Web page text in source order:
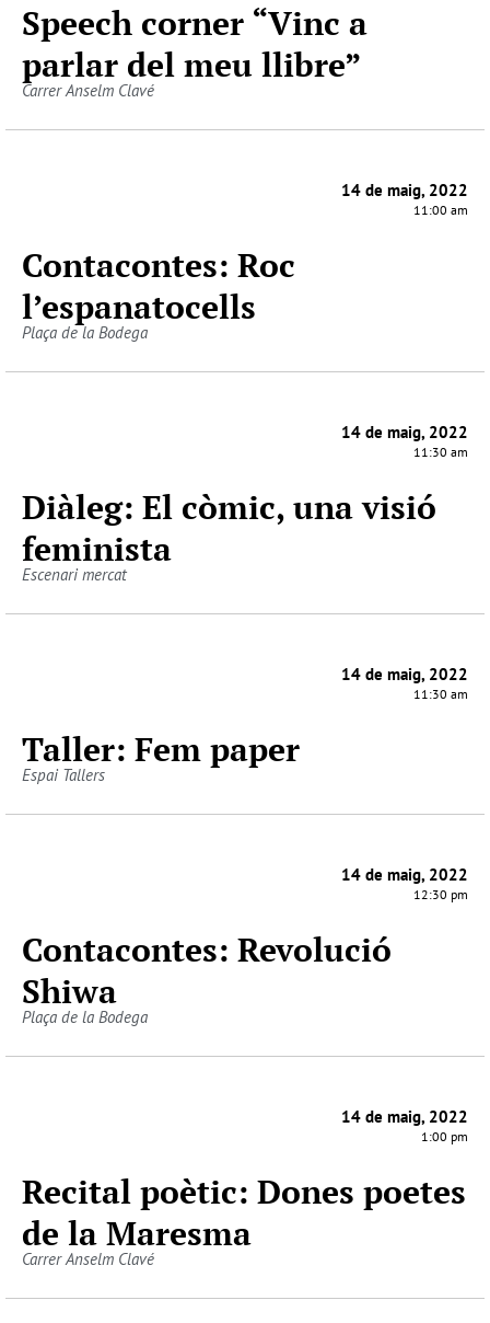
Speech corner “Vinc a
parlar del meu llibre”
Carrer Anselm Clavé
14 de maig, 2022
11:00 am
Contacontes: Roc
l’espanatocells
Plaça de la Bodega
14 de maig, 2022
11:30 am
Diàleg: El còmic, una visió
feminista
Escenari mercat
14 de maig, 2022
11:30 am
Taller: Fem paper
Espai Tallers
14 de maig, 2022
12:30 pm
Contacontes: Revolució
Shiwa
Plaça de la Bodega
14 de maig, 2022
1:00 pm
Recital poètic: Dones poetes
de la Maresma
Carrer Anselm Clavé